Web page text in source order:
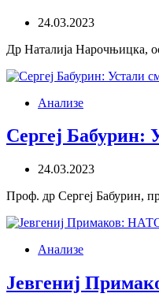
24.03.2023
Др Наталија Нарочњицка,
Анализе
Сергеј Бабурин:
24.03.2023
Проф. др Сергеј Бабурин,
Анализе
Јевгениј